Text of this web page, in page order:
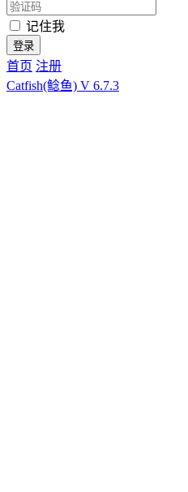
记住我
登录
首页 注册
Catfish(鲶鱼) V 6.7.3